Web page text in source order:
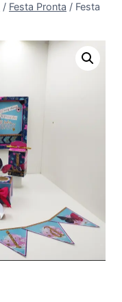
/ Festa Pronta / Festa